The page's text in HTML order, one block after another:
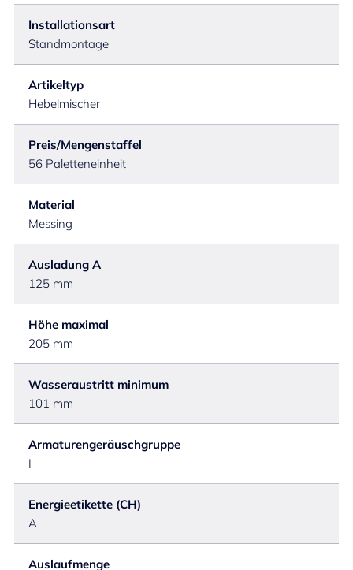
Installationsart
Standmontage
Artikeltyp
Hebelmischer
Preis/Mengenstaffel
56 Paletteneinheit
Material
Messing
Ausladung A
125 mm
Höhe maximal
205 mm
Wasseraustritt minimum
101 mm
Armaturengeräuschgruppe
I
Energieetikette (CH)
A
Auslaufmenge